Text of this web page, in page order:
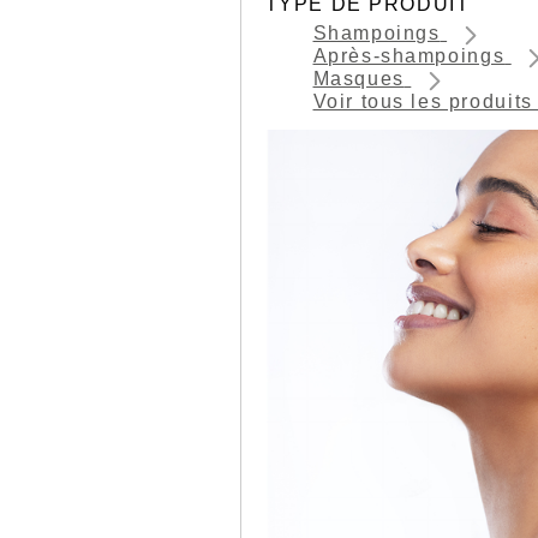
Shampoings
Après-shampoings
Masques
Voir tous les